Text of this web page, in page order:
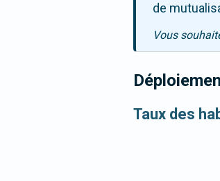
de
Vous
Taux des